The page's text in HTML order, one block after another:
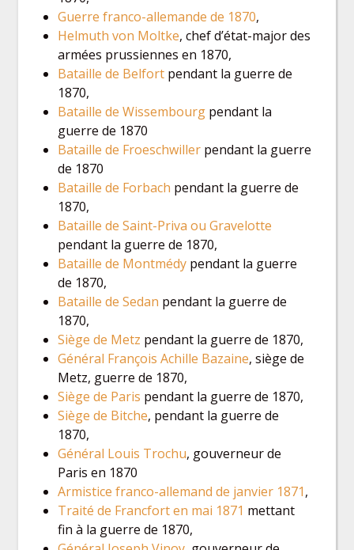
Guerre franco-allemande de 1870,
Helmuth von Moltke, chef d’état-major des
armées prussiennes en 1870,
Bataille de Belfort pendant la guerre de
1870,
Bataille de Wissembourg pendant la
guerre de 1870
Bataille de Froeschwiller pendant la guerre
de 1870
Bataille de Forbach pendant la guerre de
1870,
Bataille de Saint-Priva ou Gravelotte
pendant la guerre de 1870,
Bataille de Montmédy pendant la guerre
de 1870,
Bataille de Sedan pendant la guerre de
1870,
Siège de Metz pendant la guerre de 1870,
Général François Achille Bazaine, siège de
Metz, guerre de 1870,
Siège de Paris pendant la guerre de 1870,
Siège de Bitche, pendant la guerre de
1870,
Général Louis Trochu, gouverneur de
Paris en 1870
Armistice franco-allemand de janvier 1871,
Traité de Francfort en mai 1871 mettant
fin à la guerre de 1870,